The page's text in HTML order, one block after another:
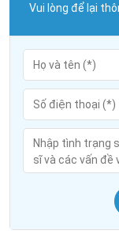
Vui lòng để lại